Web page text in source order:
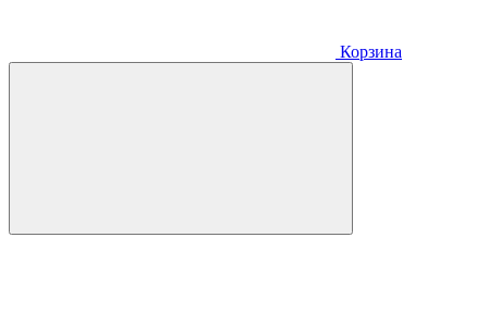
Корзина